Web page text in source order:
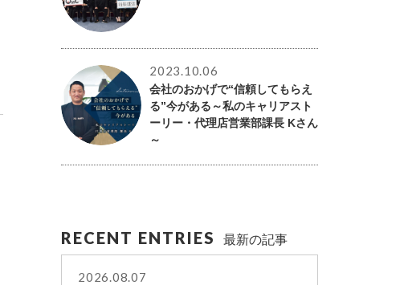
2023.10.06
会社のおかげで“信頼してもらえ
る”今がある～私のキャリアスト
ーリー・代理店営業部課長 Kさん
～
RECENT ENTRIES 最新の記事
2026.08.07